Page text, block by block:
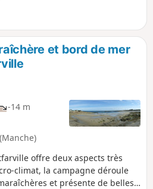
de pistes cyclables. Malgré
ne sont pas moindres. La
permet de profiter d’une
désuets autour de la ville.
et bord de mer
-14 m
offre deux aspects très
climat, la campagne déroule
et présente de belles